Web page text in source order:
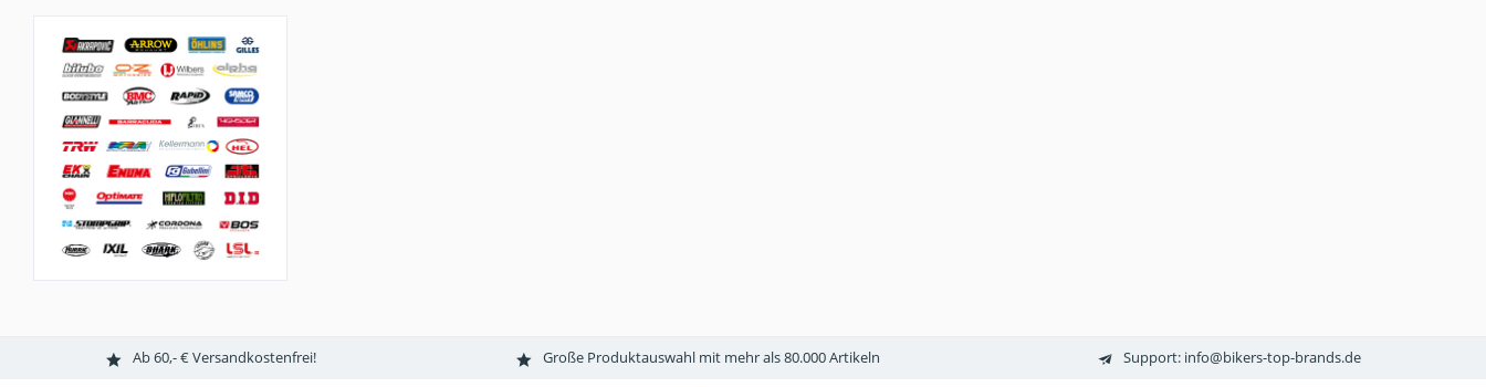
Ab 60,- € Versandkostenfrei! Große Produktauswahl mit mehr als 80.000 Artikeln Support: info@bikers-top-brands.de